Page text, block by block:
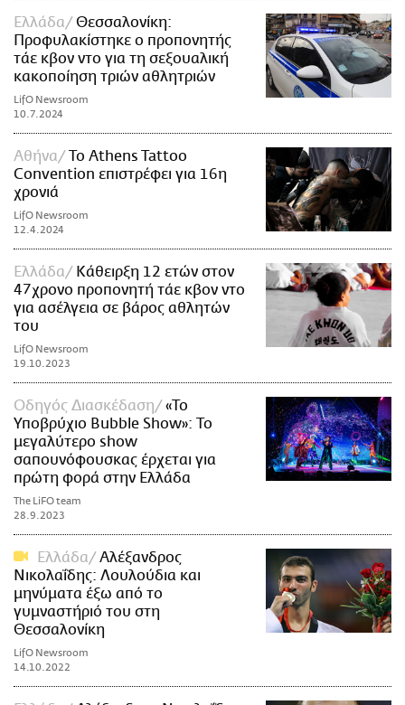
Ελλάδα
Θεσσαλονίκη:
Προφυλακίστηκε ο προπονητής
τάε κβον ντο για τη σεξουαλική
κακοποίηση τριών αθλητριών
LifO Newsroom
10.7.2024
Αθήνα
Το Athens Tattoo
Convention επιστρέφει για 16η
χρονιά
LifO Newsroom
12.4.2024
Ελλάδα
Κάθειρξη 12 ετών στον
47χρονο προπονητή τάε κβον ντο
για ασέλγεια σε βάρος αθλητών
του
LifO Newsroom
19.10.2023
Οδηγός Διασκέδαση
«Το
Υποβρύχιο Bubble Show»: Το
μεγαλύτερο show
σαπουνόφουσκας έρχεται για
πρώτη φορά στην Ελλάδα
The LiFO team
28.9.2023
Ελλάδα
Αλέξανδρος
Νικολαΐδης: Λουλούδια και
μηνύματα έξω από το
γυμναστήριό του στη
Θεσσαλονίκη
LifO Newsroom
14.10.2022